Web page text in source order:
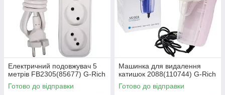
Електричний подовжувач 5
метрів FB2305(85677) G-Rich
Готово до відправки
Машинка для видалення
катишок 2088(110744) G-Rich
Готово до відправки